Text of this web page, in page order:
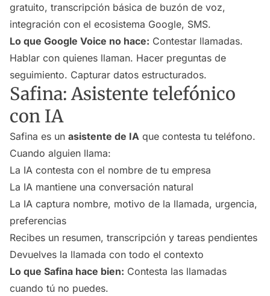
gratuito, transcripción básica de buzón de voz,
integración con el ecosistema Google, SMS.
Lo que Google Voice no hace: Contestar llamadas.
Hablar con quienes llaman. Hacer preguntas de
seguimiento. Capturar datos estructurados.
Safina: Asistente telefónico
con IA
Safina es un asistente de IA que contesta tu teléfono.
Cuando alguien llama:
La IA contesta con el nombre de tu empresa
La IA mantiene una conversación natural
La IA captura nombre, motivo de la llamada, urgencia,
preferencias
Recibes un resumen, transcripción y tareas pendientes
Devuelves la llamada con todo el contexto
Lo que Safina hace bien: Contesta las llamadas
cuando tú no puedes.